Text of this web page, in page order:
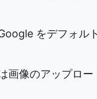
をデフォル
画像のアップロ